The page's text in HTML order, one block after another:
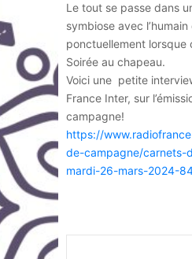
Le tout se passe dans
symbiose avec
ponctuellement lorsque
Soirée au chapeau.
Voici une petite
France Inter, sur
campagne!
https://
de-campagne/carnets-
mardi-26-mars-2024-